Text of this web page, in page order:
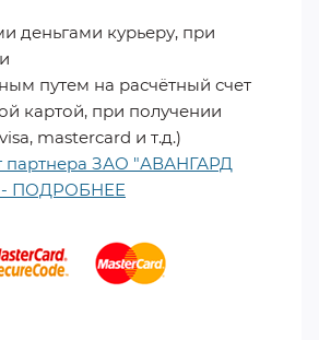
деньгами курьеру, при
путем на расчётный счет
картой, при получении
mastercard и т.д.)
партнера ЗАО "АВАНГАРД
ПОДРОБНЕЕ